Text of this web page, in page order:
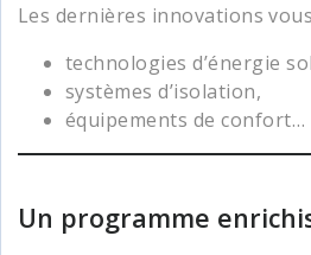
Les dernières innovations
technologies d’énergie
systèmes d’isolation,
équipements de confort…
Un programme